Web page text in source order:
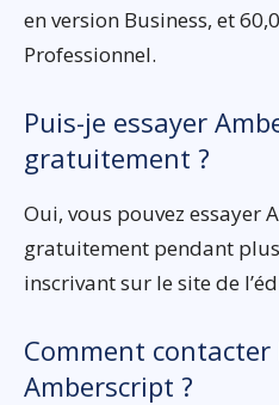
en version Business, et
Professionnel.
Puis-je essayer
gratuitement ?
Oui, vous pouvez essayer
gratuitement pendant
inscrivant sur le site de
Comment contacter
Amberscript ?